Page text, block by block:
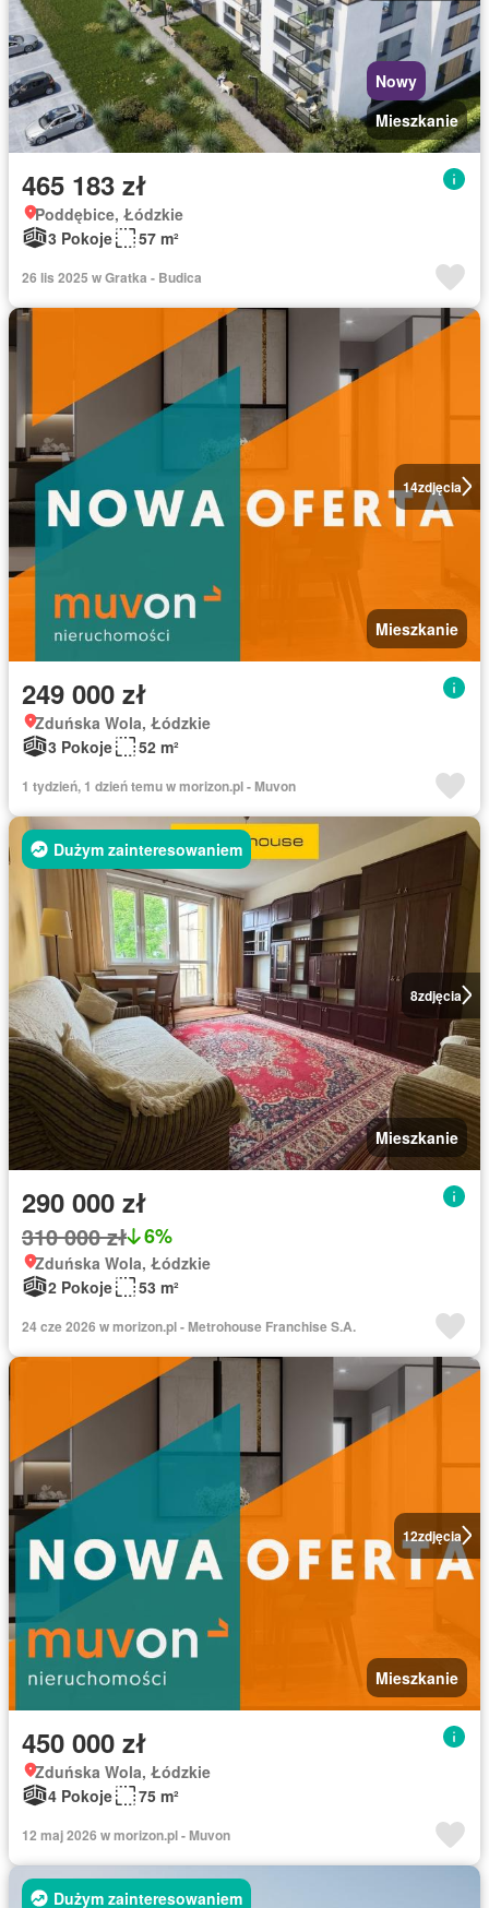
Nowy
Mieszkanie
465 183 zł
Poddębice, Łódzkie
3 Pokoje
57 m²
26 lis 2025 w Gratka - Budica
14zdjęcia
Mieszkanie
249 000 zł
Zduńska Wola, Łódzkie
3 Pokoje
52 m²
1 tydzień, 1 dzień temu w morizon.pl - Muvon
8zdjęcia
Dużym zainteresowaniem
Mieszkanie
290 000 zł
310 000 zł 6%
Zduńska Wola, Łódzkie
2 Pokoje
53 m²
24 cze 2026 w morizon.pl - Metrohouse Franchise S.A.
12zdjęcia
Mieszkanie
450 000 zł
Zduńska Wola, Łódzkie
4 Pokoje
75 m²
12 maj 2026 w morizon.pl - Muvon
Dużym zainteresowaniem